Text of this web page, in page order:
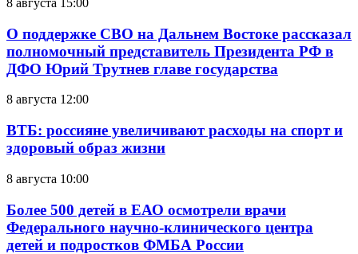
8 августа 15:00
О поддержке СВО на Дальнем Востоке рассказал
полномочный представитель Президента РФ в
ДФО Юрий Трутнев главе государства
8 августа 12:00
ВТБ: россияне увеличивают расходы на спорт и
здоровый образ жизни
8 августа 10:00
Более 500 детей в ЕАО осмотрели врачи
Федерального научно-клинического центра
детей и подростков ФМБА России